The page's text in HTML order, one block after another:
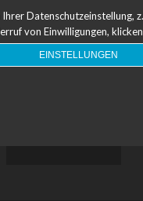
ODEON
Datenschutzeinstellung,
von Einwilligungen,
EINSTELLUNGEN